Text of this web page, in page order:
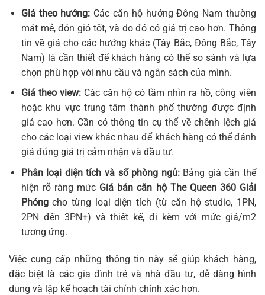
Giá theo hướng: Các căn hộ hướng Đông Nam thường
mát mẻ, đón gió tốt, và do đó có giá trị cao hơn. Thông
tin về giá cho các hướng khác (Tây Bắc, Đông Bắc, Tây
Nam) là cần thiết để khách hàng có thể so sánh và lựa
chọn phù hợp với nhu cầu và ngân sách của mình.
Giá theo view:Các căn hộ có tầm nhìn ra hồ, công viên
hoặc khu vực trung tâm thành phố thường được định
giá cao hơn. Cần có thông tin cụ thể về chênh lệch giá
cho các loại view khác nhau để khách hàng có thể đánh
giá đúng giá trị cảm nhận và đầu tư.
Phân loại diện tích và số phòng ngủ:Bảng giá cần thể
hiện rõ ràng mức Giá bán căn hộ The Queen 360 Giải
Phóngcho từng loại diện tích (từ căn hộ studio, 1PN,
2PN đến 3PN+) và thiết kế, đi kèm với mức giá/m2
tương ứng.
Việc cung cấp những thông tin này sẽ giúp khách hàng,
đặc biệt là các gia đình trẻ và nhà đầu tư, dễ dàng hình
dung và lập kế hoạch tài chính chính xác hơn.